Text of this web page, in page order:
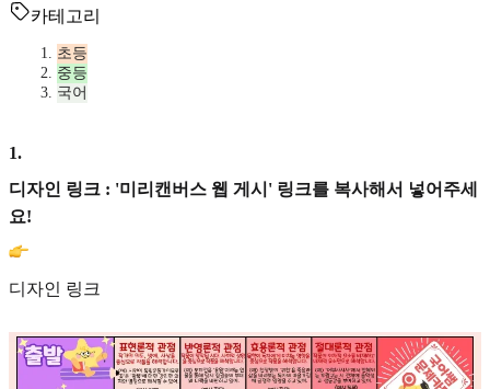
카테고리
초등
중등
국어
1.
디자인 링크 : '미리캔버스 웹 게시' 링크를 복사해서 넣어주세
요!
디자인 링크